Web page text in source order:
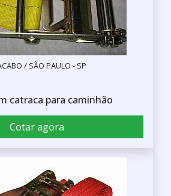
/ SÃO PAULO - SP
catraca para caminhão
Cotar agora